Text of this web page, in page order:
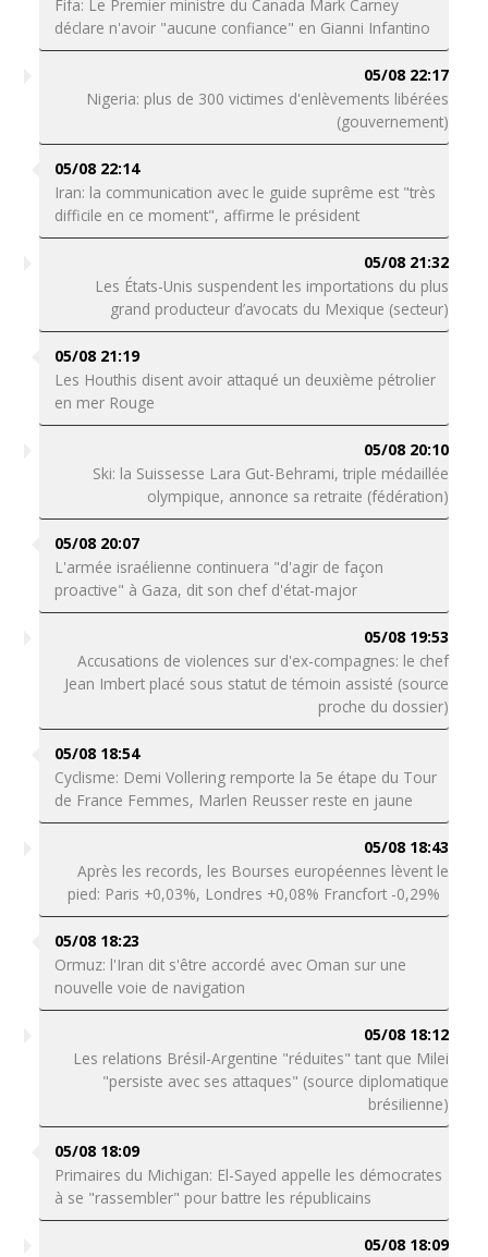
Fifa: Le Premier ministre du Canada Mark Carney
déclare n'avoir "aucune confiance" en Gianni Infantino
05/08 22:17
Nigeria: plus de 300 victimes d'enlèvements libérées
(gouvernement)
05/08 22:14
Iran: la communication avec le guide suprême est "très
difficile en ce moment", affirme le président
05/08 21:32
Les États-Unis suspendent les importations du plus
grand producteur d’avocats du Mexique (secteur)
05/08 21:19
Les Houthis disent avoir attaqué un deuxième pétrolier
en mer Rouge
05/08 20:10
Ski: la Suissesse Lara Gut-Behrami, triple médaillée
olympique, annonce sa retraite (fédération)
05/08 20:07
L'armée israélienne continuera "d'agir de façon
proactive" à Gaza, dit son chef d'état-major
05/08 19:53
Accusations de violences sur d'ex-compagnes: le chef
Jean Imbert placé sous statut de témoin assisté (source
proche du dossier)
05/08 18:54
Cyclisme: Demi Vollering remporte la 5e étape du Tour
de France Femmes, Marlen Reusser reste en jaune
05/08 18:43
Après les records, les Bourses européennes lèvent le
pied: Paris +0,03%, Londres +0,08% Francfort -0,29%
05/08 18:23
Ormuz: l'Iran dit s'être accordé avec Oman sur une
nouvelle voie de navigation
05/08 18:12
Les relations Brésil-Argentine "réduites" tant que Milei
"persiste avec ses attaques" (source diplomatique
brésilienne)
05/08 18:09
Primaires du Michigan: El-Sayed appelle les démocrates
à se "rassembler" pour battre les républicains
05/08 18:09